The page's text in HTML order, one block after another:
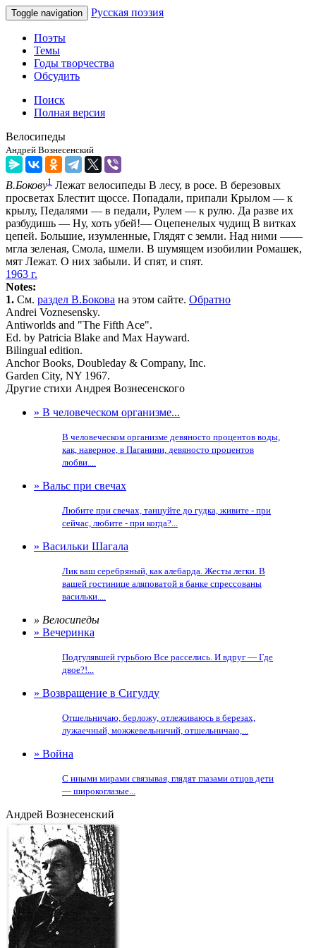
Toggle navigation Русская поэзия
Поэты
Темы
Годы творчества
Обсудить
Поиск
Полная версия
Велосипеды
Андрей Вознесенский
В.Бокову1 Лежат велосипеды В лесу, в росе. В березовых
просветах Блестит щоссе. Попадали, припали Крылом — к
крылу, Педалями — в педали, Рулем — к рулю. Да разве их
разбудишь — Ну, хоть убей!— Оцепенелых чудищ В витках
цепей. Большие, изумленные, Глядят с земли. Над ними ——
мгла зеленая, Смола, шмели. В шумящем изобилии Ромашек,
мят Лежат. О них забыли. И спят, и спят.
1963 г.
Notes:
1. См. раздел В.Бокова на этом сайте. Обратно
Andrei Voznesensky.
Antiworlds and "The Fifth Ace".
Ed. by Patricia Blake and Max Hayward.
Bilingual edition.
Anchor Books, Doubleday & Company, Inc.
Garden City, NY 1967.
Другие стихи Андрея Вознесенского
» В человеческом организме...
В человеческом организме девяносто процентов воды,
как, наверное, в Паганини, девяносто процентов
любви....
» Вальс при свечах
Любите при свечах, танцуйте до гудка, живите - при
сейчас, любите - при когда?...
» Васильки Шагала
Лик ваш серебряный, как алебарда. Жесты легки. В
вашей гостинице аляповатой в банке спрессованы
васильки....
» Велосипеды
» Вечеринка
Подгулявшей гурьбою Все расселись. И вдруг — Где
двое?!...
» Возвращение в Сигулду
Отшельничаю, берложу, отлеживаюсь в березах,
лужаечный, можжевельничий, отшельничаю,...
» Война
С иными мирами связывая, глядят глазами отцов дети
— широкоглазые...
Андрей Вознесенский